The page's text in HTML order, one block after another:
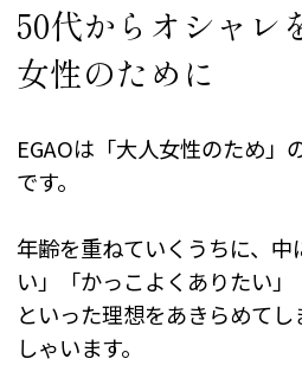
50代からオシャレ
女性のために
EGAOは「大人女性のため」
です。
年齢を重ねていくうちに、
い」「かっこよくありたい」
といった理想をあきらめて
しゃいます。